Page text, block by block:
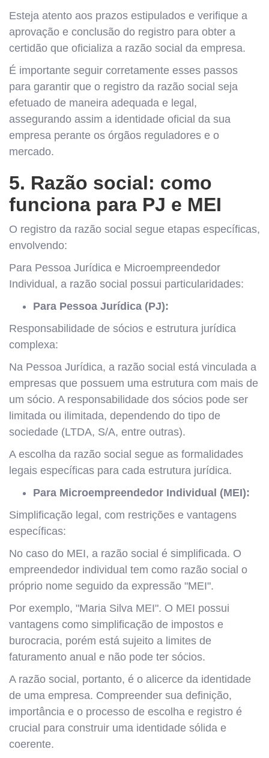
Esteja atento aos prazos estipulados e verifique a
aprovação e conclusão do registro para obter a
certidão que oficializa a razão social da empresa.
É importante seguir corretamente esses passos
para garantir que o registro da razão social seja
efetuado de maneira adequada e legal,
assegurando assim a identidade oficial da sua
empresa perante os órgãos reguladores e o
mercado.
5. Razão social: como
funciona para PJ e MEI
O registro da razão social segue etapas específicas,
envolvendo:
Para Pessoa Jurídica e Microempreendedor
Individual, a razão social possui particularidades:
Para Pessoa Jurídica (PJ):
Responsabilidade de sócios e estrutura jurídica
complexa:
Na Pessoa Jurídica, a razão social está vinculada a
empresas que possuem uma estrutura com mais de
um sócio. A responsabilidade dos sócios pode ser
limitada ou ilimitada, dependendo do tipo de
sociedade (LTDA, S/A, entre outras).
A escolha da razão social segue as formalidades
legais específicas para cada estrutura jurídica.
Para Microempreendedor Individual (MEI):
Simplificação legal, com restrições e vantagens
específicas:
No caso do MEI, a razão social é simplificada. O
empreendedor individual tem como razão social o
próprio nome seguido da expressão "MEI".
Por exemplo, "Maria Silva MEI". O MEI possui
vantagens como simplificação de impostos e
burocracia, porém está sujeito a limites de
faturamento anual e não pode ter sócios.
A razão social, portanto, é o alicerce da identidade
de uma empresa. Compreender sua definição,
importância e o processo de escolha e registro é
crucial para construir uma identidade sólida e
coerente.